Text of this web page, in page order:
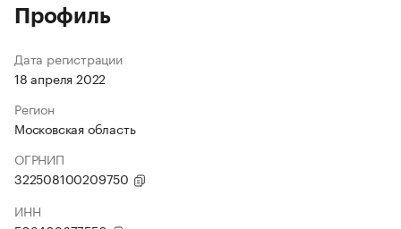
Профиль
Дата регистрации
18 апреля 2022
Регион
Московская область
ОГРНИП
322508100209750
ИНН